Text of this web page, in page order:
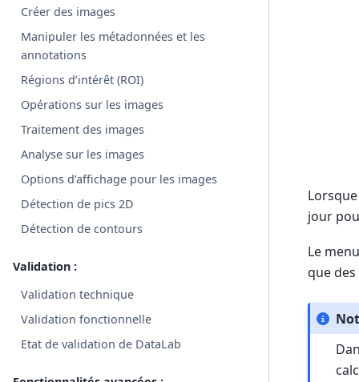
Créer des images
Manipuler les métadonnées et les
annotations
Régions d’intérêt (ROI)
Opérations sur les images
Traitement des images
Analyse sur les images
Options d’affichage pour les images
Détection de pics 2D
Détection de contours
Validation :
Validation technique
Validation fonctionnelle
Etat de validation de DataLab
jour
Le
que